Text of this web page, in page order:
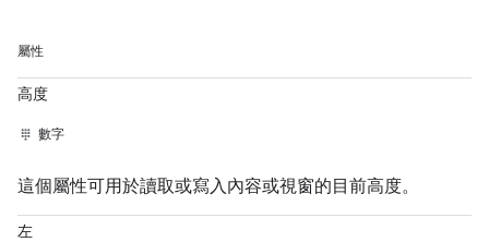
屬性
高度
數字
這個屬性可用於讀取或寫入內容或視窗的目前高度。
左